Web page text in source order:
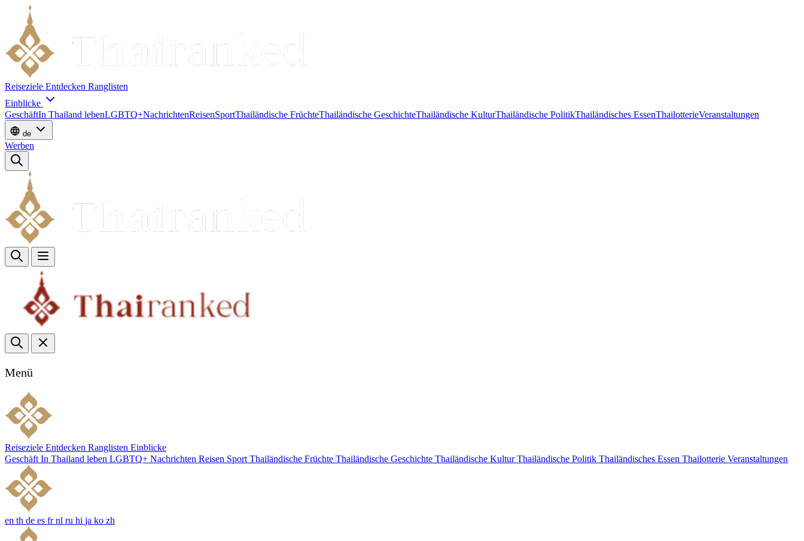
Reiseziele Entdecken Ranglisten
Einblicke
GeschäftIn Thailand lebenLGBTQ+NachrichtenReisenSportThailändische FrüchteThailändische GeschichteThailändische KulturThailändische PolitikThailändisches EssenThailotterieVeranstaltungen
de
Werben
Menü
Reiseziele Entdecken Ranglisten Einblicke
Geschäft In Thailand leben LGBTQ+ Nachrichten Reisen Sport Thailändische Früchte Thailändische Geschichte Thailändische Kultur Thailändische Politik Thailändisches Essen Thailotterie Veranstaltungen
en th de es fr nl ru hi ja ko zh